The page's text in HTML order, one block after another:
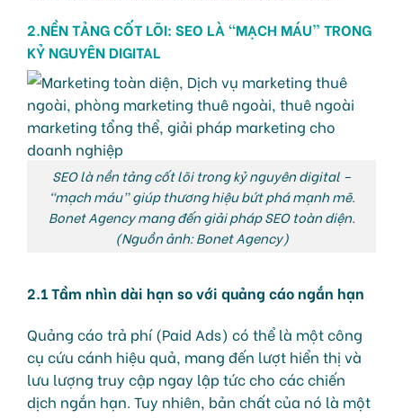
2.NỀN TẢNG CỐT LÕI: SEO LÀ “MẠCH MÁU” TRONG
KỶ NGUYÊN DIGITAL
SEO là nền tảng cốt lõi trong kỷ nguyên digital –
“mạch máu” giúp thương hiệu bứt phá mạnh mẽ.
Bonet Agency mang đến giải pháp SEO toàn diện.
(Nguồn ảnh: Bonet Agency)
2.1 Tầm nhìn dài hạn so với quảng cáo ngắn hạn
Quảng cáo trả phí (Paid Ads) có thể là một công
cụ cứu cánh hiệu quả, mang đến lượt hiển thị và
lưu lượng truy cập ngay lập tức cho các chiến
dịch ngắn hạn. Tuy nhiên, bản chất của nó là một